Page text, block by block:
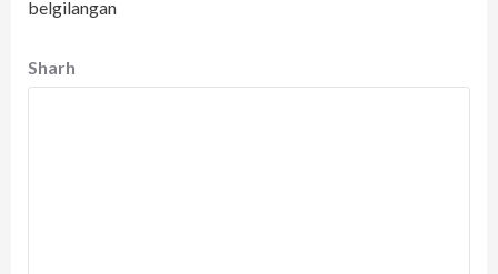
belgilangan
Sharh